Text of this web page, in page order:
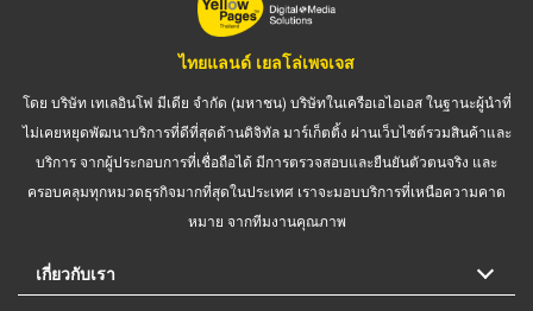
ไทยแลนด์ เยลโล่เพจเจส
โดย บริษัท เทเลอินโฟ มีเดีย จำกัด (มหาชน) บริษัทในเครือเอไอเอส ในฐานะผู้นำที่
ไม่เคยหยุดพัฒนาบริการที่ดีที่สุดด้านดิจิทัล มาร์เก็ตติ้ง ผ่านเว็บไซต์รวมสินค้าและ
บริการ จากผู้ประกอบการที่เชื่อถือได้ มีการตรวจสอบและยืนยันตัวตนจริง และ
ครอบคลุมทุกหมวดธุรกิจมากที่สุดในประเทศ เราจะมอบบริการที่เหนือความคาด
หมาย จากทีมงานคุณภาพ
เกี่ยวกับเรา